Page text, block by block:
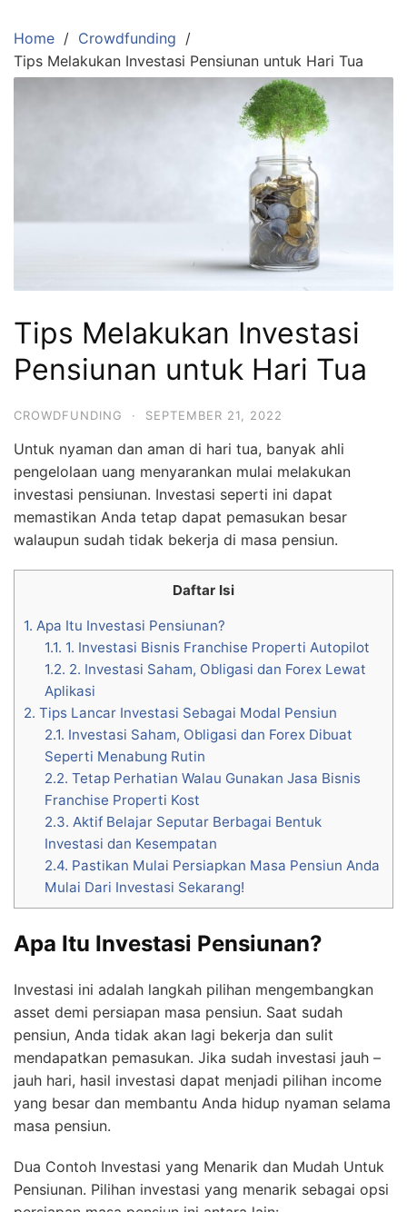
content
Home
Crowdfunding
Tips Melakukan Investasi Pensiunan untuk Hari Tua
Tips Melakukan Investasi
Pensiunan untuk Hari Tua
CROWDFUNDING · SEPTEMBER 21, 2022
Untuk nyaman dan aman di hari tua, banyak ahli
pengelolaan uang menyarankan mulai melakukan
investasi pensiunan. Investasi seperti ini dapat
memastikan Anda tetap dapat pemasukan besar
walaupun sudah tidak bekerja di masa pensiun.
Daftar Isi
1. Apa Itu Investasi Pensiunan?
1.1. 1. Investasi Bisnis Franchise Properti Autopilot
1.2. 2. Investasi Saham, Obligasi dan Forex Lewat
Aplikasi
2. Tips Lancar Investasi Sebagai Modal Pensiun
2.1. Investasi Saham, Obligasi dan Forex Dibuat
Seperti Menabung Rutin
2.2. Tetap Perhatian Walau Gunakan Jasa Bisnis
Franchise Properti Kost
2.3. Aktif Belajar Seputar Berbagai Bentuk
Investasi dan Kesempatan
2.4. Pastikan Mulai Persiapkan Masa Pensiun Anda
Mulai Dari Investasi Sekarang!
Apa Itu Investasi Pensiunan?
Investasi ini adalah langkah pilihan mengembangkan
asset demi persiapan masa pensiun. Saat sudah
pensiun, Anda tidak akan lagi bekerja dan sulit
mendapatkan pemasukan. Jika sudah investasi jauh –
jauh hari, hasil investasi dapat menjadi pilihan income
yang besar dan membantu Anda hidup nyaman selama
masa pensiun.
Dua Contoh Investasi yang Menarik dan Mudah Untuk
Pensiunan. Pilihan investasi yang menarik sebagai opsi